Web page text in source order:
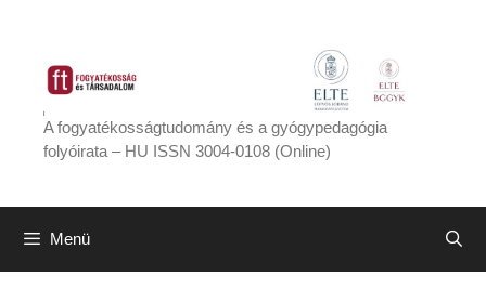
tartalomba
A fogyatékosságtudomány és a gyógypedagógia
folyóirata – HU ISSN 3004-0108 (Online)
Menü